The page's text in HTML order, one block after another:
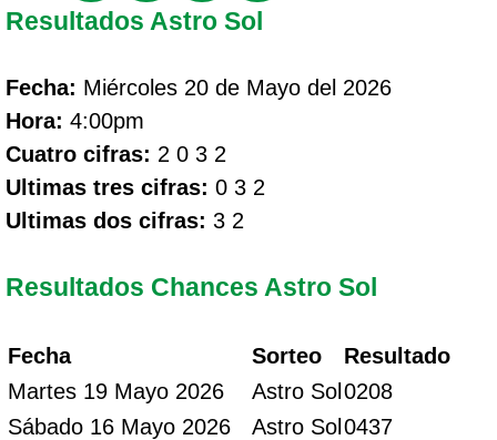
Resultados Astro Sol
Fecha: Miércoles 20 de Mayo del 2026
Hora: 4:00pm
Cuatro cifras: 2 0 3 2
Ultimas tres cifras: 0 3 2
Ultimas dos cifras: 3 2
Resultados Chances Astro Sol
Fecha Sorteo
Resultado
Martes 19 Mayo 2026
Astro Sol 0208
Sábado 16 Mayo 2026
Astro Sol 0437